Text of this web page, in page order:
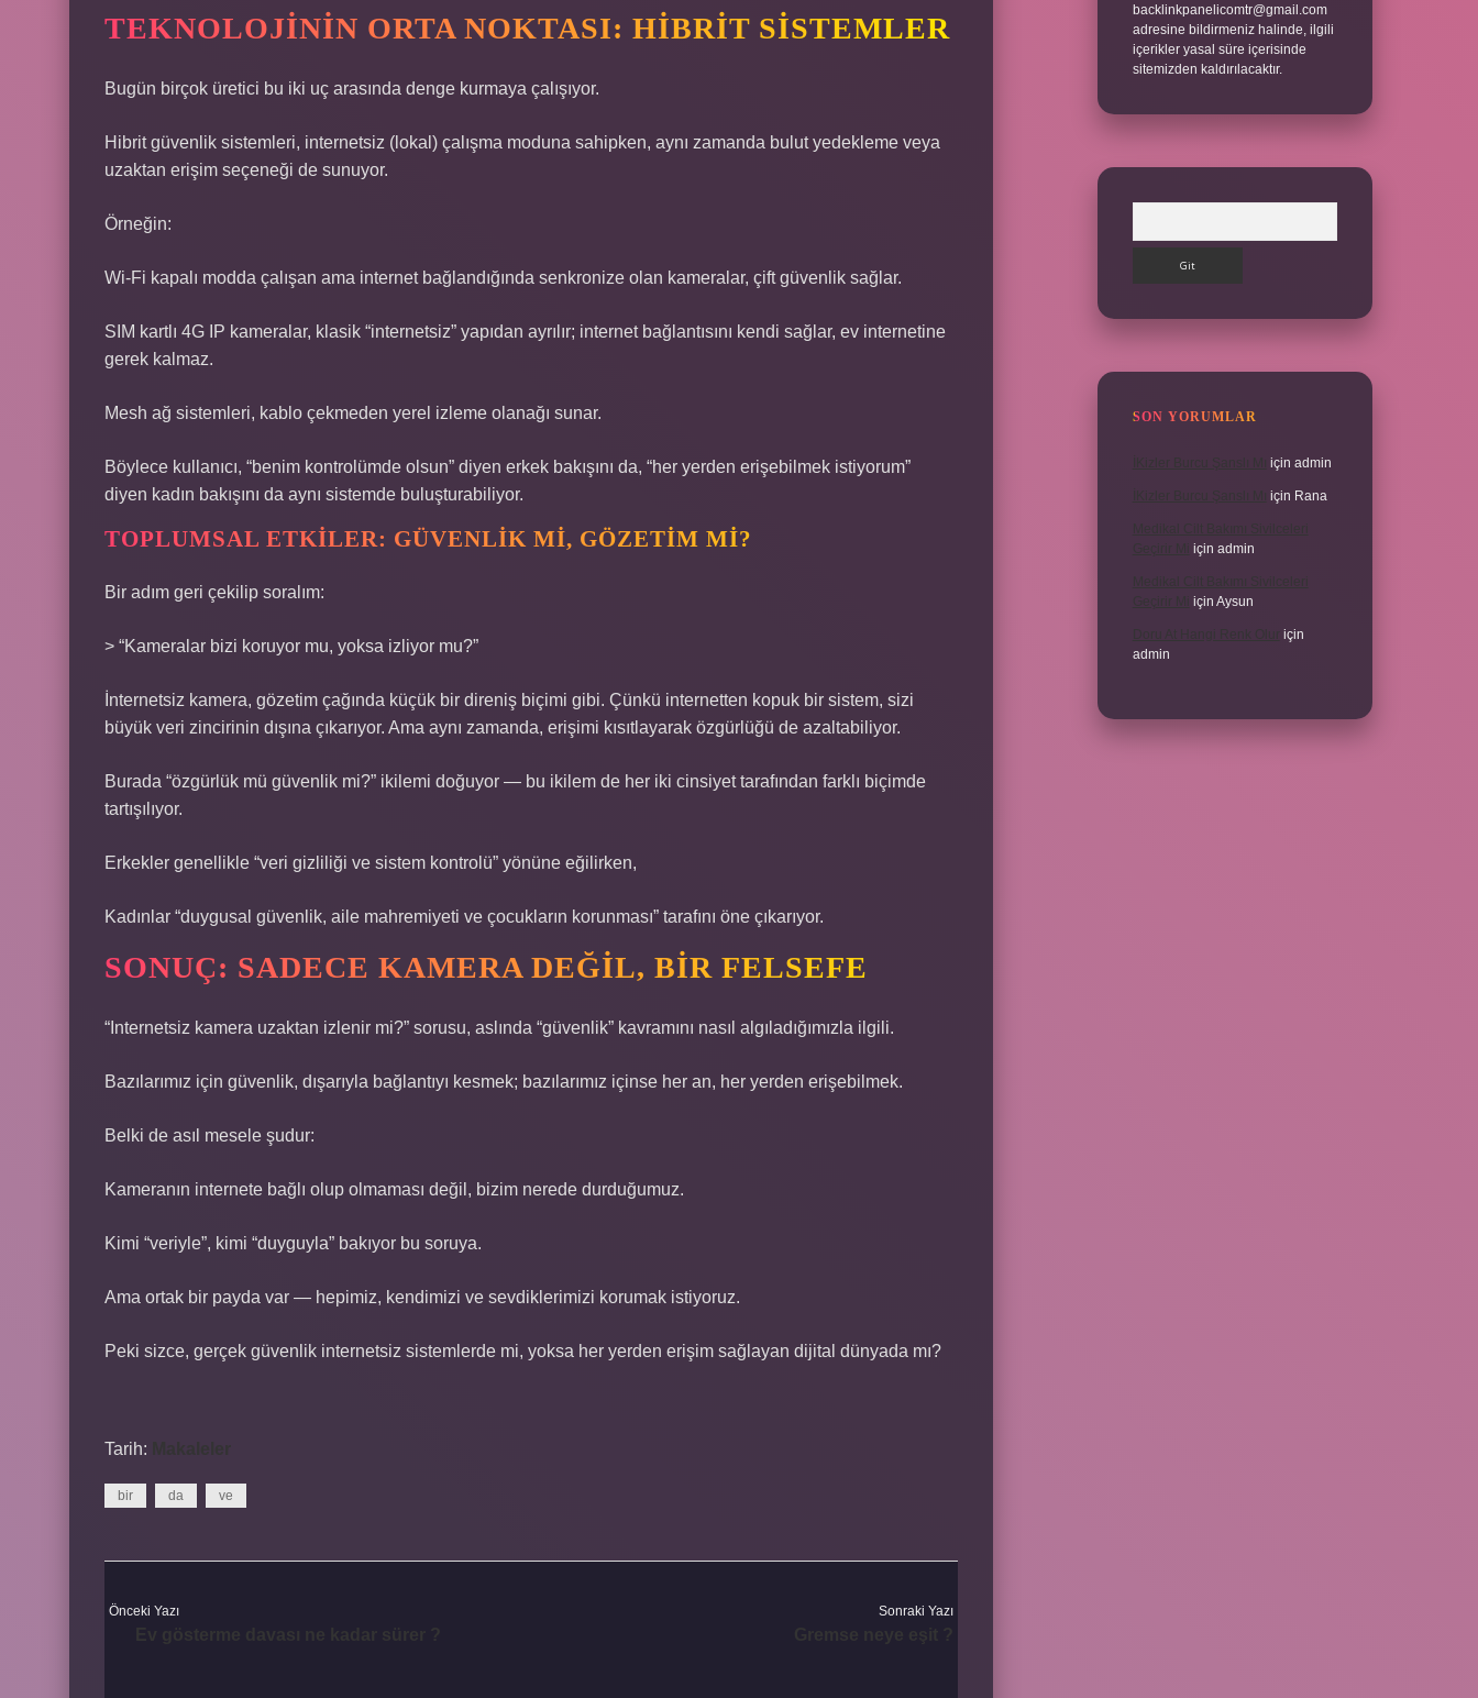
TEKNOLOJININ ORTA NOKTASI: HIBRIT SISTEMLER
Bugün birçok üretici bu iki uç arasında denge kurmaya çalışıyor.
Hibrit güvenlik sistemleri, internetsiz (lokal) çalışma moduna sahipken, aynı zamanda bulut yedekleme veya
uzaktan erişim seçeneği de sunuyor.
Örneğin:
Wi-Fi kapalı modda çalışan ama internet bağlandığında senkronize olan kameralar, çift güvenlik sağlar.
SIM kartlı 4G IP kameralar, klasik “internetsiz” yapıdan ayrılır; internet bağlantısını kendi sağlar, ev internetine
gerek kalmaz.
Mesh ağ sistemleri, kablo çekmeden yerel izleme olanağı sunar.
Böylece kullanıcı, “benim kontrolümde olsun” diyen erkek bakışını da, “her yerden erişebilmek istiyorum”
diyen kadın bakışını da aynı sistemde buluşturabiliyor.
TOPLUMSAL ETKILER: GÜVENLIK MI, GÖZETIM MI?
Bir adım geri çekilip soralım:
> “Kameralar bizi koruyor mu, yoksa izliyor mu?”
İnternetsiz kamera, gözetim çağında küçük bir direniş biçimi gibi. Çünkü internetten kopuk bir sistem, sizi
büyük veri zincirinin dışına çıkarıyor. Ama aynı zamanda, erişimi kısıtlayarak özgürlüğü de azaltabiliyor.
Burada “özgürlük mü güvenlik mi?” ikilemi doğuyor — bu ikilem de her iki cinsiyet tarafından farklı biçimde
tartışılıyor.
Erkekler genellikle “veri gizliliği ve sistem kontrolü” yönüne eğilirken,
Kadınlar “duygusal güvenlik, aile mahremiyeti ve çocukların korunması” tarafını öne çıkarıyor.
SONUÇ: SADECE KAMERA DEĞIL, BIR FELSEFE
“Internetsiz kamera uzaktan izlenir mi?” sorusu, aslında “güvenlik” kavramını nasıl algıladığımızla ilgili.
Bazılarımız için güvenlik, dışarıyla bağlantıyı kesmek; bazılarımız içinse her an, her yerden erişebilmek.
Belki de asıl mesele şudur:
Kameranın internete bağlı olup olmaması değil, bizim nerede durduğumuz.
Kimi “veriyle”, kimi “duyguyla” bakıyor bu soruya.
Ama ortak bir payda var — hepimiz, kendimizi ve sevdiklerimizi korumak istiyoruz.
Peki sizce, gerçek güvenlik internetsiz sistemlerde mi, yoksa her yerden erişim sağlayan dijital dünyada mı?
Tarih:
bir da ve
Önceki Yazı Sonraki Yazı
backlinkpanelicomtr@gmail.com
adresine bildirmeniz halinde, ilgili
içerikler yasal süre içerisinde
sitemizden kaldırılacaktır.
SON YORUMLAR
için admin
için Rana
için admin
için Aysun
için
admin